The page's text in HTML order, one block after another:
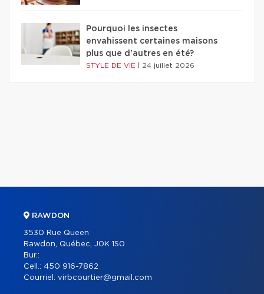
Pourquoi les insectes
envahissent certaines maisons
plus que d'autres en été?
STYLE DE VIE 24 juillet 2026
RAWDON
3530 Rue Queen
Rawdon, Québec, J0K 1S0
Bur.:
Cell.: 450 916-7862
Courriel: virbcourtier@gmail.com